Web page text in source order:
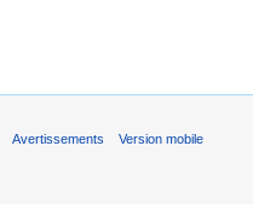
Avertissements Version mobile